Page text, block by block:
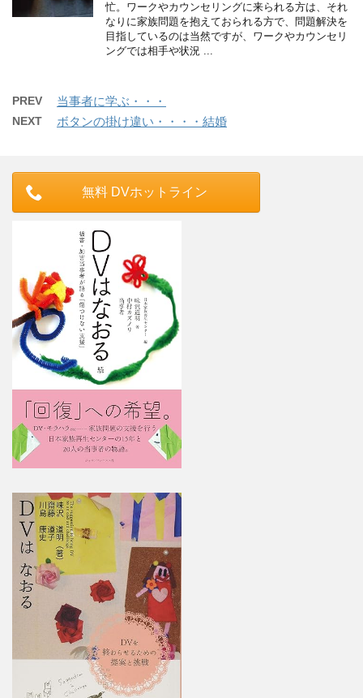
忙。ワークやカウンセリングに来られる方は、それ
なりに家族問題を抱えておられる方で、問題解決を
目指しているのは当然ですが、ワークやカウンセリ
ングでは相手や状況 ...
PREV 当事者に学ぶ・・・
NEXT ボタンの掛け違い・・・・結婚
無料 DVホットライン